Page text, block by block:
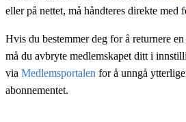
eller på nettet, må håndteres direkte med
Hvis du bestemmer deg for å returnere
må du avbryte medlemskapet ditt i
via Medlemsportalen for å unngå
abonnementet.